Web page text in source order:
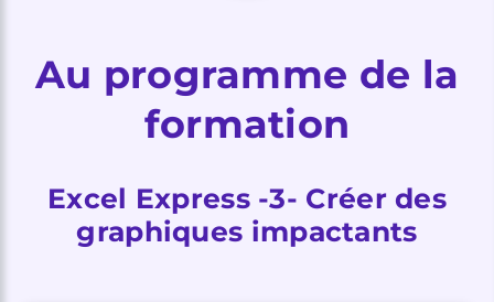
Au programme de la
formation
Excel Express -3- Créer des
graphiques impactants